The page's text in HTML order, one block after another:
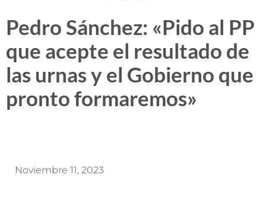
Pedro Sánchez: «Pido al PP
que acepte el resultado de
las urnas y el Gobierno que
pronto formaremos»
Noviembre 11, 2023